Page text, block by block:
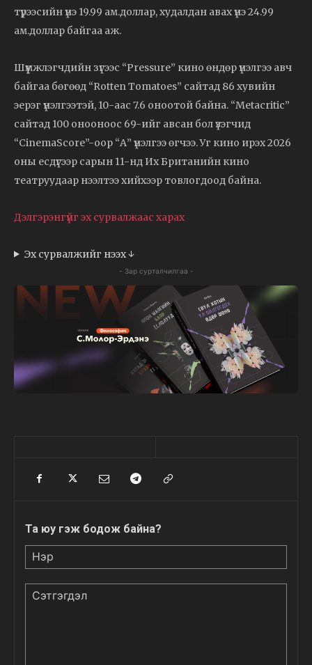
түрээсийн үнэ 19.99 ам.доллар, худалдан авах үнэ 24.99
ам.доллар байгаа аж.
Шүүмжлэгчдийн зүгээс “Pressure” кино өндөр үнэлгээ авч
байгаа бөгөөд “Rotten Tomatoes” сайтад 86 хувийн
эерэг үнэлгээтэй, 10-аас 7.6 оноотой байна. “Metacritic”
сайтад 100 онооноос 69-ийг авсан бол үзэгчид
“CinemaScore”-оор “А” үнэлгээ өгчээ. Уг кино ирэх 2026
оны есдүгээр сарын 11-нд Их Британийн кино
театруудаар нээлтээ хийхээр товлогдоод байна.
Дэлгэрэнгүйг эх сурвалжаас харах
Эх сурвалжийг нээх ↓
- Зар сурталчилгаа -
Та юу гэж бодож байна?